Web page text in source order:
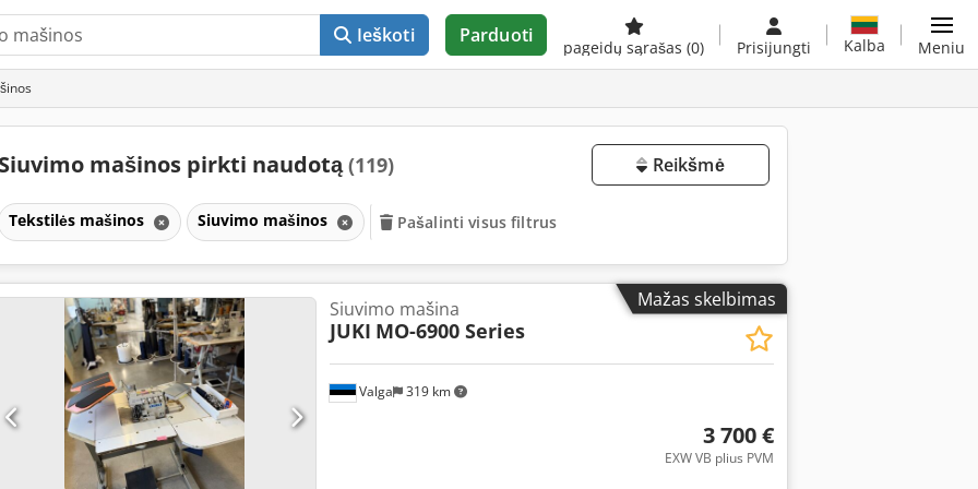
Ieškoti Parduoti
pageidų sąrašas (0) Prisijungti Kalba Meniu
Siuvimo mašinos pirkti naudotą(119) Reikšmė
Tekstilės mašinos Siuvimo mašinos Pašalinti visus filtrus
Mažas skelbimas
Valga 319 km
Siuvimo mašina
JUKI MO-6900 Series
3 700 €
EXW VB plius PVM